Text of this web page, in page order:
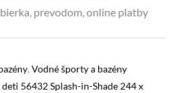
prevodom, online platby
, Vodné športy a bazény
56432 Splash-in-Shade 244 x